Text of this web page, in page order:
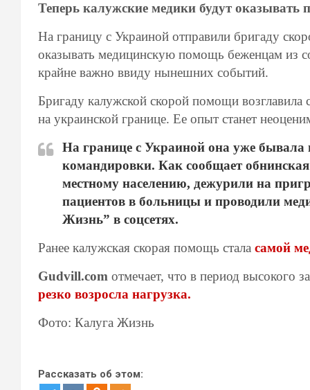
Теперь калужские медики будут
На границу с Украиной отправили бригаду
оказывать медицинскую помощь беженцам из
крайне важно ввиду нынешних событий.
Бригаду калужской скорой помощи
на украинской границе. Ее опыт станет
На границе с Украиной она уже бывала
командировки. Как сообщает
местному населению, дежурили на
пациентов в больницы и проводили
Жизнь” в соцсетях.
Ранее калужская скорая помощь стала самой
Gudvill.com отмечает, что в период высокого
резко возросла нагрузка.
Фото: Калуга Жизнь
Рассказать об этом: